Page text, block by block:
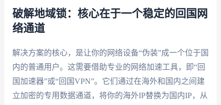
破解地域锁：核心在于一个稳定的回国网
络通道
解决方案的核心，是让你的网络设备“伪装”成一个位于国
内的普通用户。这需要借助专业的网络加速工具，即“回
国加速器”或“回国VPN”。它们通过在海外和国内之间建
立加密的专用数据通道，将你的海外IP替换为国内IP，从